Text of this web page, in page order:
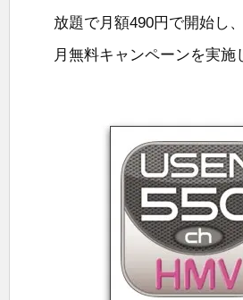
放題で月額490円で開始し
月無料キャンペーンを実施